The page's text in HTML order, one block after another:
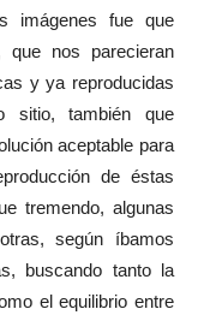
imágenes fue que
que nos parecieran
y ya reproducidas
sitio, también que
aceptable para
de éstas
tremendo, algunas
según íbamos
buscando tanto la
el equilibrio entre